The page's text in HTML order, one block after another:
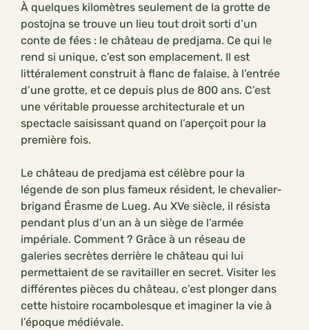
À quelques kilomètres seulement de la grotte de
postojna se trouve un lieu tout droit sorti d’un
conte de fées : le château de predjama. Ce qui le
rend si unique, c’est son emplacement. Il est
littéralement construit à flanc de falaise, à l’entrée
d’une grotte, et ce depuis plus de 800 ans. C’est
une véritable prouesse architecturale et un
spectacle saisissant quand on l’aperçoit pour la
première fois.
Le château de predjama est célèbre pour la
légende de son plus fameux résident, le chevalier-
brigand Érasme de Lueg. Au XVe siècle, il résista
pendant plus d’un an à un siège de l’armée
impériale. Comment ? Grâce à un réseau de
galeries secrètes derrière le château qui lui
permettaient de se ravitailler en secret. Visiter les
différentes pièces du château, c’est plonger dans
cette histoire rocambolesque et imaginer la vie à
l’époque médiévale.